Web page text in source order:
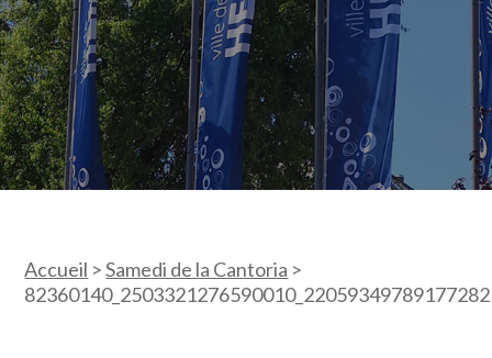
Accueil >Samedi de la Cantoria >